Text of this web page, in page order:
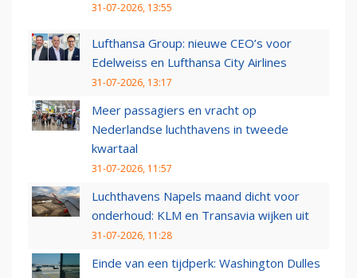
31-07-2026, 13:55
Lufthansa Group: nieuwe CEO’s voor
Edelweiss en Lufthansa City Airlines
31-07-2026, 13:17
Meer passagiers en vracht op
Nederlandse luchthavens in tweede
kwartaal
31-07-2026, 11:57
Luchthavens Napels maand dicht voor
onderhoud: KLM en Transavia wijken uit
31-07-2026, 11:28
Einde van een tijdperk: Washington Dulles